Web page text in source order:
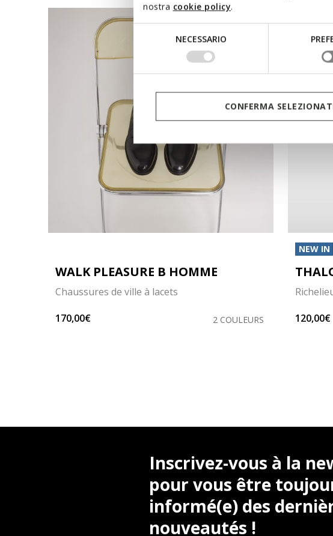
nostra cookie policy.
consenso
NECESSARIO
CONFERMA
WALK PLEASURE B HOMME
Chaussures de ville à lacets
170,00€
2 COULEURS
NEW IN
120,00€
Inscrivez-vous à la
pour vous être
informé(e) des
nouveautés !